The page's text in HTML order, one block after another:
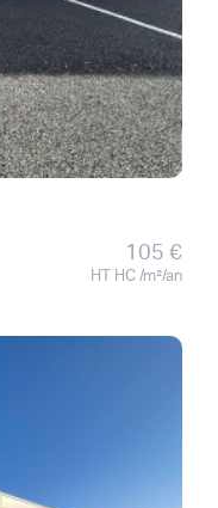
105 €
HT HC /m²/an